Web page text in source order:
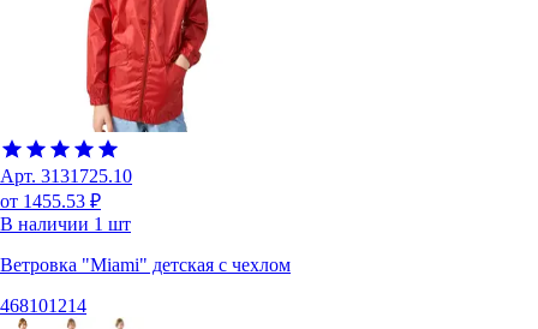
Арт. 3131725.10
от 1455.53 ₽
В наличии 1 шт
Ветровка "Miami" детская с чехлом
468101214